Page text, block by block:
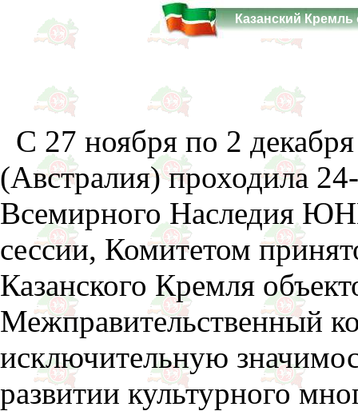
Казанский
С 27 ноября по 2
(Австралия) проходила
Всемирного Наследия
сессии, Комитетом
Казанского Кремля
Межправительственный
исключительную
развитии культурного